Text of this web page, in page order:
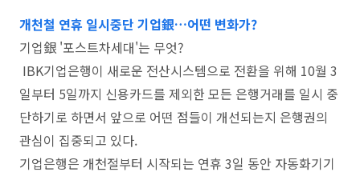
개천철 연휴 일시중단 기업銀…어떤 변화가?
기업銀 '포스트차세대'는 무엇?
IBK기업은행이 새로운 전산시스템으로 전환을 위해 10월 3
일부터 5일까지 신용카드를 제외한 모든 은행거래를 일시 중
단하기로 하면서 앞으로 어떤 점들이 개선되는지 은행권의
관심이 집중되고 있다.
기업은행은 개천절부터 시작되는 연휴 3일 동안 자동화기기